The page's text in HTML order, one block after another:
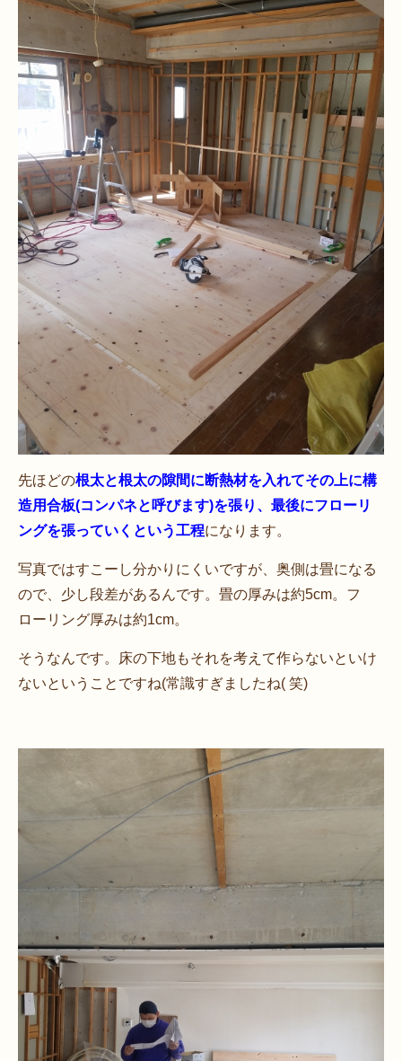
先ほどの根太と根太の隙間に断熱材を入れてその上に構
造用合板(コンパネと呼びます)を張り、最後にフローリ
ングを張っていくという工程になります。
写真ではすこーし分かりにくいですが、奥側は畳になる
ので、少し段差があるんです。畳の厚みは約5cm。フ
ローリング厚みは約1cm。
そうなんです。床の下地もそれを考えて作らないといけ
ないということですね(常識すぎましたね( 笑)